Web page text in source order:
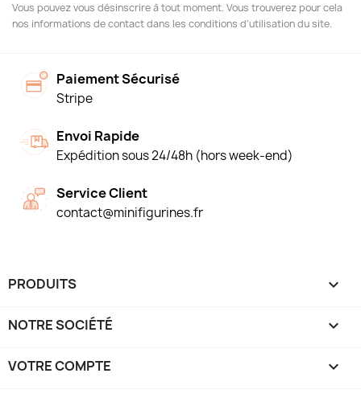
Vous pouvez vous désinscrire à tout moment. Vous trouverez pour cela
nos informations de contact dans les conditions d'utilisation du site.
Paiement Sécurisé
Stripe
Envoi Rapide
Expédition sous 24/48h (hors week-end)
Service Client
contact@minifigurines.fr
PRODUITS 
NOTRE SOCIÉTÉ 
VOTRE COMPTE 